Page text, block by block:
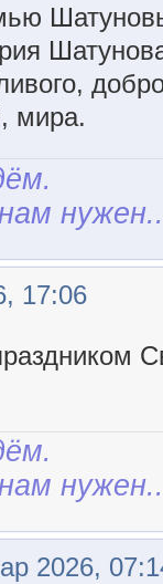
мира.
17:06
2026,